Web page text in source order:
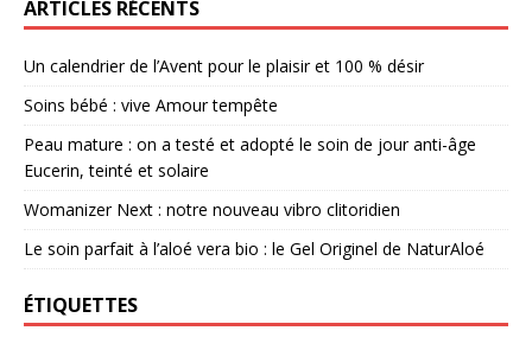
ARTICLES RÉCENTS
Un calendrier de l’Avent pour le plaisir et 100 % désir
Soins bébé : vive Amour tempête
Peau mature : on a testé et adopté le soin de jour anti-âge
Eucerin, teinté et solaire
Womanizer Next : notre nouveau vibro clitoridien
Le soin parfait à l’aloé vera bio : le Gel Originel de NaturAloé
ÉTIQUETTES